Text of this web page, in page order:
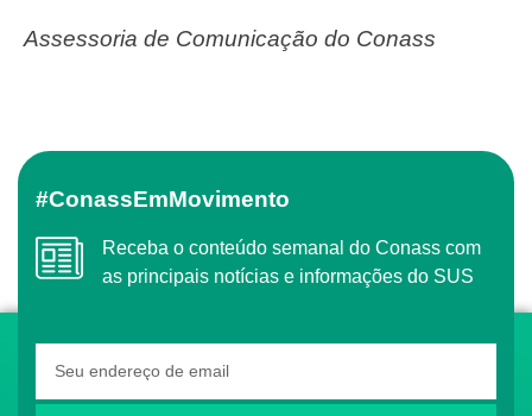
Assessoria de Comunicação do Conass
#ConassEmMovimento
Receba o conteúdo semanal do Conass com
as principais notícias e informações do SUS